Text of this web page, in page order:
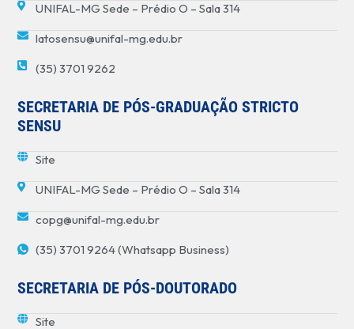
UNIFAL-MG Sede – Prédio O – Sala 314
latosensu@unifal-mg.edu.br
(35) 3701 9262
SECRETARIA DE PÓS-GRADUAÇÃO STRICTO
SENSU
Site
UNIFAL-MG Sede – Prédio O – Sala 314
copg@unifal-mg.edu.br
(35) 3701 9264 (Whatsapp Business)
SECRETARIA DE PÓS-DOUTORADO
Site